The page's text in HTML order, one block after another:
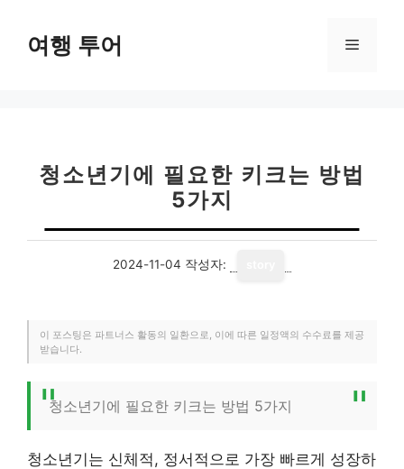
여행 투어 메
청소년기에 필요한 키크는 방법
5가지
2024-11-04 작성자:
이 포스팅은 파트너스 활동의 일환으로, 이에 따른 일정액의 수수료를 제공
받습니다.
청소년기에 필요한 키크는 방법 5가지
청소년기는 신체적, 정서적으로 가장 빠르게 성장하